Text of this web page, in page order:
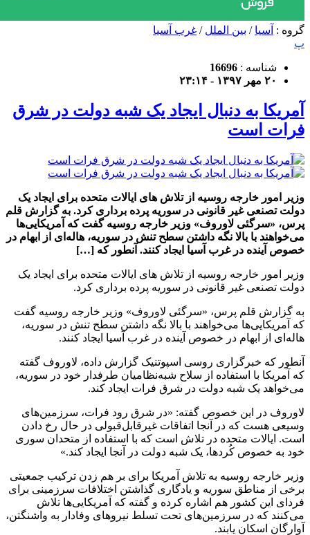
گروه : آسیا / بین الملل / غرب آسیا
پ
شناسه : 16696
۲۰ مهر ۱۳۹۷ - ۲۳:۱۴
آمریکا به دنبال ایجاد یک شبه دولت در شرق
فرات است
وزیر امور خارجه روسیه از تلاش های ایالات متحده برای ایجاد یک
دولت تصنعى غیر قانونی در سوریه پرده برداری کرد. به گزارش قلم
پرس، «سرگئی لاوروف» وزیر خارجه روسیه گفت که آمریکایی‌ها
می‌خواهند با بالا نگه داشتن سطح تنش در سوریه، هاله‌ای از ابهام در
خصوص آینده در غرب آسیا ایجاد کنند. آنطور که […]
وزیر امور خارجه روسیه از تلاش های ایالات متحده برای ایجاد یک
دولت تصنعى غیر قانونی در سوریه پرده برداری کرد.
به گزارش قلم پرس، «سرگئی لاوروف» وزیر خارجه روسیه گفت
که آمریکایی‌ها می‌خواهند با بالا نگه داشتن سطح تنش در سوریه،
هاله‌ای از ابهام در خصوص آینده در غرب آسیا ایجاد کنند.
آنطور که خبرگزاری روسی اسپوتنیک گزارش داده، لاوروف گفته
که آمریکا با استفاده از سلاح شبه‌نظامیان طرفدار خود در سوریه،
می‌خواهد یک شبه دولت در شرق فرات ایجاد کند.
لاوروف در این خصوص گفته: «در شرق رود فرات، سرزمین‌های
وسیعی هست که در آنجا اتفاقات غیرقابل‌قبولی در حال رخ دادن
است. ایالات متحده در تلاش است که با استفاده از متحدان سوری
خود به خصوص کُردها، یک شبه دولت در آنجا ایجاد کند.»
وزیر خارجه روسیه به تلاش آمریکا برای بر هم زدن ترکیب جمعیتی
برخی از مناطق سوریه و یادگاری گذاشتن اختلافات سرزمینی برای
فردای این کشور هم اشاره کرده و گفته که آمریکایی‌ها تلاش
می‌کنند که در سرزمین‌های تحت تسلط نیروهای وفادار به واشنگتن،
آوارگان اسکان یابند.